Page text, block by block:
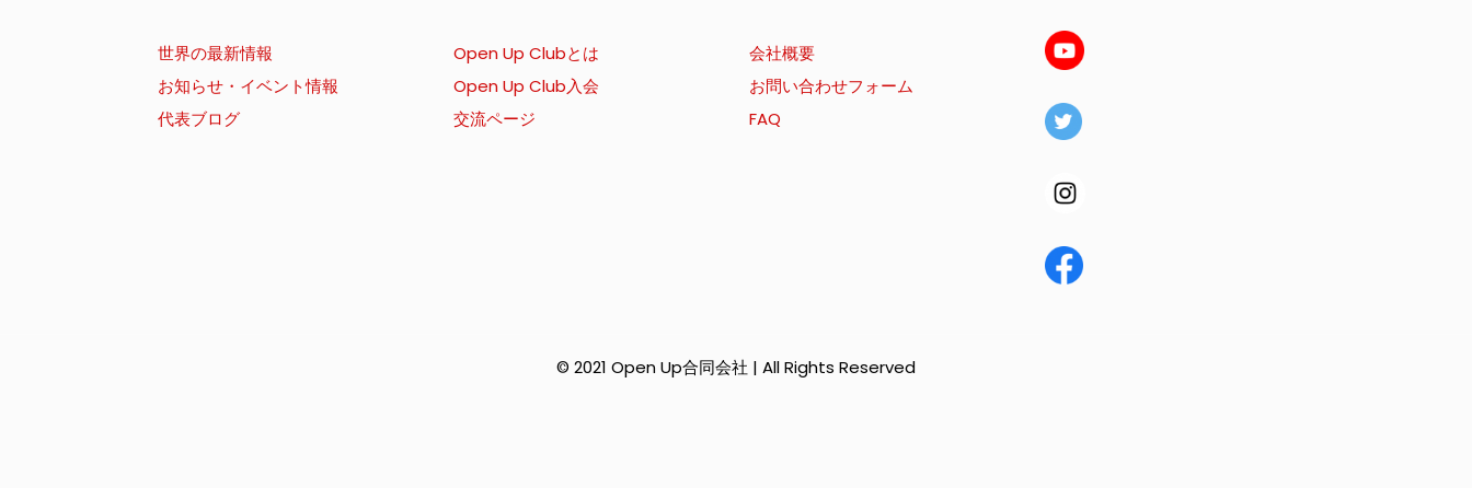
世界の最新情報
お知らせ・イベント情報
代表ブログ
Open Up Clubとは
Open Up Club入会
交流ページ
会社概要
お問い合わせフォーム
FAQ
© 2021 Open Up合同会社 | All Rights Reserved